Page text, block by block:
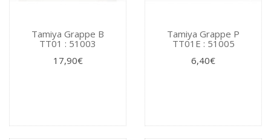
Tamiya Grappe B
TT01 : 51003
17,90€
Tamiya Grappe P
TT01E : 51005
6,40€